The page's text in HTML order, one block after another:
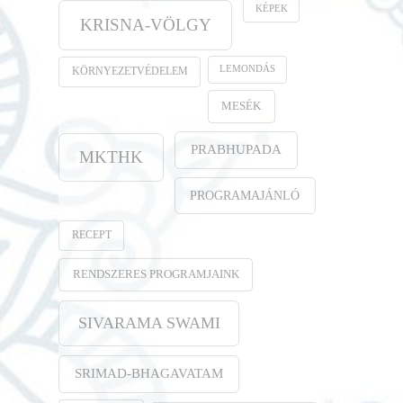
KRISNA-VÖLGY
KÉPEK
KÖRNYEZETVÉDELEM LEMONDÁS
MESÉK
MKTHK PRABHUPADA
PROGRAMAJÁNLÓ
RECEPT
RENDSZERES PROGRAMJAINK
SIVARAMA SWAMI
SRIMAD-BHAGAVATAM